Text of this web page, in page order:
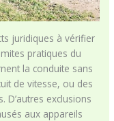
juridiques à vérifier
pratiques du
la conduite sans
de vitesse, ou des
D’autres exclusions
aux appareils